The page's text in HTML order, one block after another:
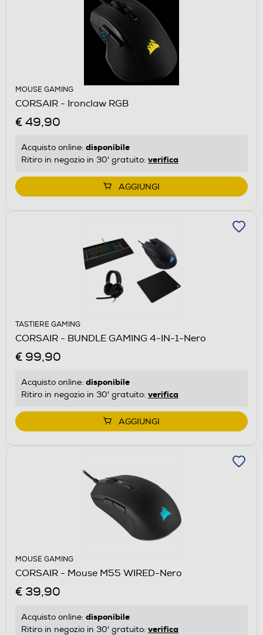
MOUSE GAMING
CORSAIR - Ironclaw RGB
€ 49,90
Acquisto online: disponibile
Ritiro in negozio in 30' gratuito: verifica
AGGIUNGI
TASTIERE GAMING
CORSAIR - BUNDLE GAMING 4-IN-1-Nero
€ 99,90
Acquisto online: disponibile
Ritiro in negozio in 30' gratuito: verifica
AGGIUNGI
MOUSE GAMING
CORSAIR - Mouse M55 WIRED-Nero
€ 39,90
Acquisto online: disponibile
Ritiro in negozio in 30' gratuito: verifica